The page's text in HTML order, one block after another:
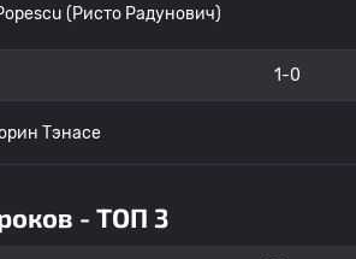
(Ристо Радунович)
1-0
Тэнасе
- ТОП 3